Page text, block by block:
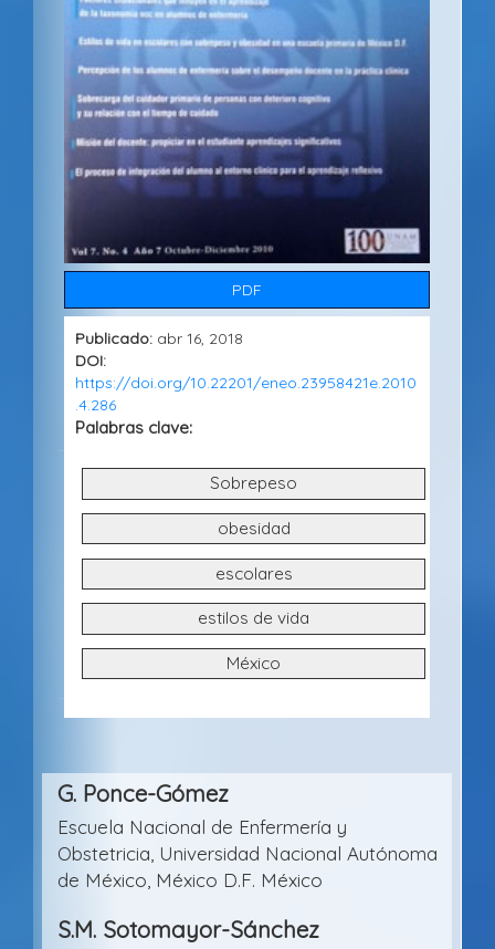
a
t
e
r
a
l
d
e
l
a
PDF
Publicado: abr 16, 2018
DOI:
https://doi.org/10.22201/eneo.23958421e.2010
.4.286
Palabras clave:
Sobrepeso
obesidad
escolares
estilos de vida
México
Contenido
principal
del
artículo
G. Ponce-Gómez
Escuela Nacional de Enfermería y
Obstetricia, Universidad Nacional Autónoma
de México, México D.F. México
S.M. Sotomayor-Sánchez